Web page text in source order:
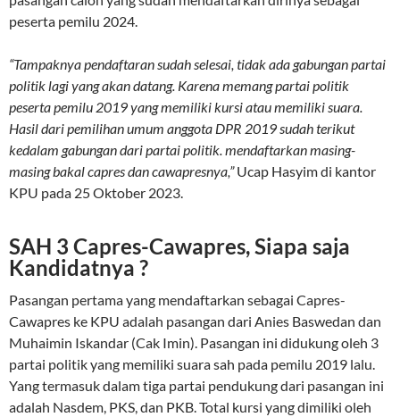
peserta pemilu 2024.
“Tampaknya pendaftaran sudah selesai, tidak ada gabungan partai
politik lagi yang akan datang. Karena memang partai politik
peserta pemilu 2019 yang memiliki kursi atau memiliki suara.
Hasil dari pemilihan umum anggota DPR 2019 sudah terikut
kedalam gabungan dari partai politik. mendaftarkan masing-
masing bakal capres dan cawapresnya,”Ucap Hasyim di kantor
KPU pada 25 Oktober 2023.
SAH 3 Capres-Cawapres, Siapa saja
Kandidatnya ?
Pasangan pertama yang mendaftarkan sebagai Capres-
Cawapres ke KPU adalah pasangan dari Anies Baswedan dan
Muhaimin Iskandar (Cak Imin). Pasangan ini didukung oleh 3
partai politik yang memiliki suara sah pada pemilu 2019 lalu.
Yang termasuk dalam tiga partai pendukung dari pasangan ini
adalah Nasdem, PKS, dan PKB. Total kursi yang dimiliki oleh